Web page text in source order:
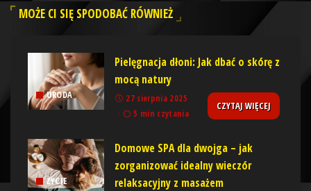
MOŻE CI SIĘ SPODOBAĆ RÓWNIEŻ
URODA
Pielęgnacja dłoni: Jak dbać o skórę z
mocą natury
27 sierpnia 2025
5 min czytania
CZYTAJ WIĘCEJ
ŻYCIE
Domowe SPA dla dwojga – jak
zorganizować idealny wieczór
relaksacyjny z masażem